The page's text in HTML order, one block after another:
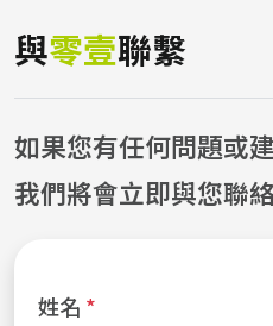
與零壹聯繫
如果您有任何問題或
我們將會立即與您聯
姓名